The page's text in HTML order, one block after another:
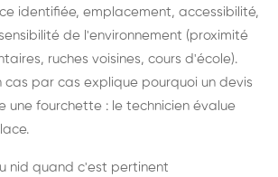
identifiée, emplacement, accessibilité,
de l'environnement (proximité
ruches voisines, cours d'école).
par cas explique pourquoi un devis
une fourchette : le technicien évalue
nid quand c'est pertinent